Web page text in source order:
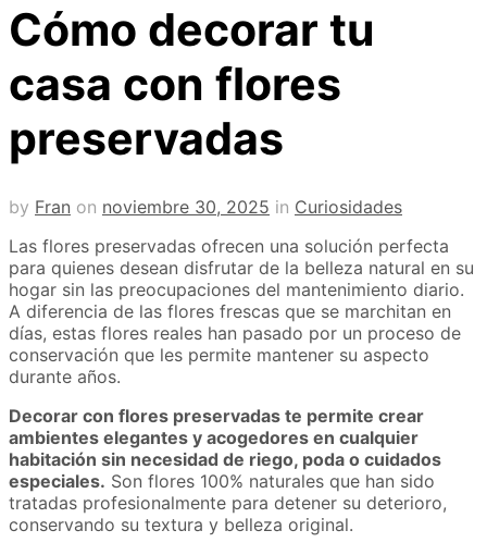
Cómo decorar tu
casa con flores
preservadas
by Fran on noviembre 30, 2025 in Curiosidades
Las flores preservadas ofrecen una solución perfecta
para quienes desean disfrutar de la belleza natural en su
hogar sin las preocupaciones del mantenimiento diario.
A diferencia de las flores frescas que se marchitan en
días, estas flores reales han pasado por un proceso de
conservación que les permite mantener su aspecto
durante años.
Decorar con flores preservadas te permite crear
ambientes elegantes y acogedores en cualquier
habitación sin necesidad de riego, poda o cuidados
especiales. Son flores 100% naturales que han sido
tratadas profesionalmente para detener su deterioro,
conservando su textura y belleza original.